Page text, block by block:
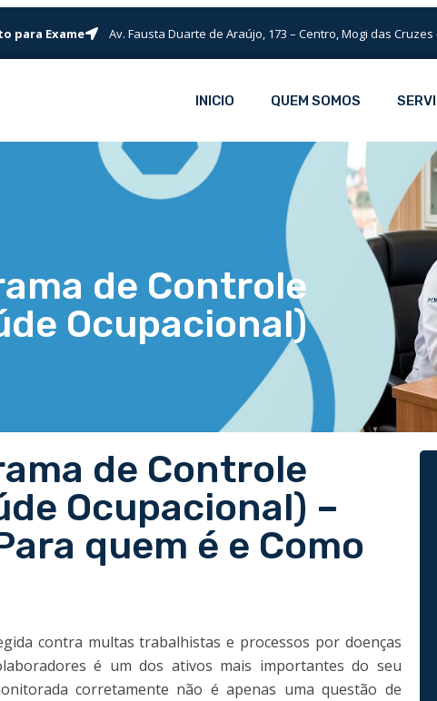
para Exame Av. Fausta Duarte de Araújo, 173 – Centro, Mogi das Cruzes
INICIO QUEM SOMOS
de Controle
Ocupacional)
de Controle
Ocupacional) –
quem é e Como
contra multas trabalhistas e processos por doenças
é um dos ativos mais importantes do seu
corretamente não é apenas uma questão de